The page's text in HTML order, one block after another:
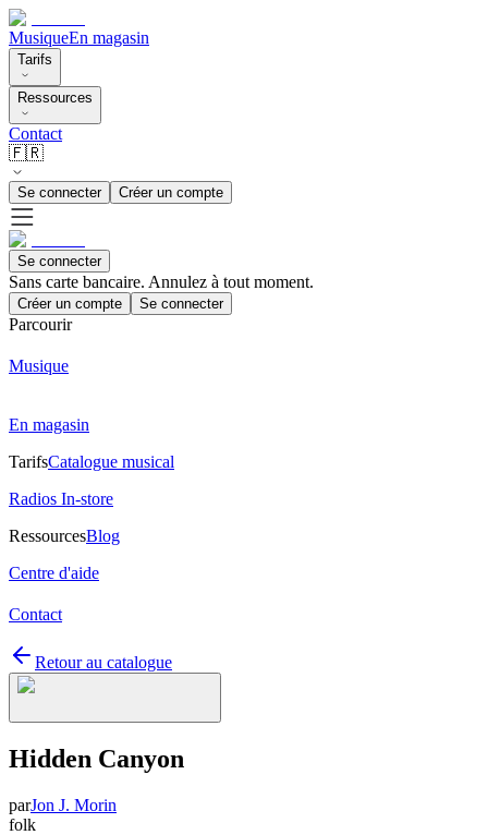
MusiqueEn magasin
Tarifs
Ressources
Contact
🇫🇷
Se connecter Créer un compte
Se connecter
Sans carte bancaire. Annulez à tout moment.
Créer un compte Se connecter
Parcourir
Musique
En magasin
TarifsCatalogue musical
Radios In-store
RessourcesBlog
Centre d'aide
Contact
Retour au catalogue
Hidden Canyon
parJon J. Morin
folk